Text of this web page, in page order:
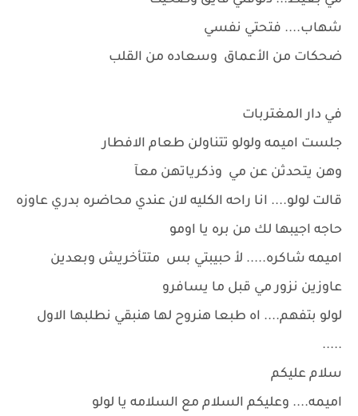
شهاب.... فتحتي نفسي
ضحكات من الأعماق وسعاده من القلب
في دار المغتربات
جلست اميمه ولولو تتناولن طعام الافطار
وهن يتحدثن عن مي وذكرياتهن معآ
قالت لولو.... انا راحه الكليه لان عندي محاضره بدري عاوزه
حاجه اجيبها لك من بره يا اومو
اميمه شاكره..... لأ حبيبتي بس متتأخريش وبعدين
عاوزين نزور مي قبل ما يسافرو
لولو بتفهم.... اه طبعا هنروح لها هنبقي نطلبها الاول
.....
سلام عليكم
اميمه.... وعليكم السلام مع السلامه يا لولو